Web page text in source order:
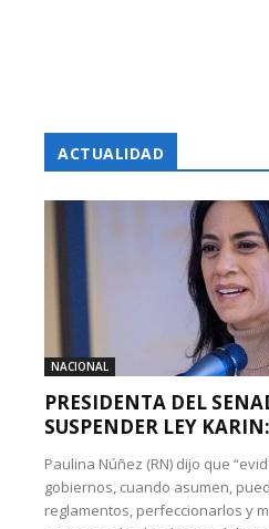
ACTUALIDAD
NACIONAL
PRESIDENTA DEL
SUSPENDER LEY
Paulina Núñez (RN) dijo que
gobiernos, cuando asumen,
reglamentos, perfeccionarlos y